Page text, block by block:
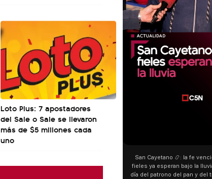
Loto Plus: 7 apostadores
del Sale o Sale se llevaron
más de $5 millones cada
uno
San Cayetano 📿: la fe
fieles ya esperan bajo la
día del patrono del pan y del